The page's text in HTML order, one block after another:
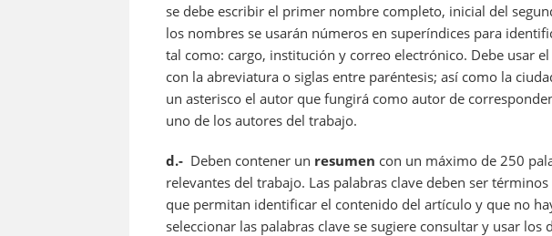
se debe escribir el primer nombre completo, inicial del
los nombres se usarán números en superíndices para
tal como: cargo, institución y correo electrónico. Debe usar
con la abreviatura o siglas entre paréntesis; así como la
un asterisco el autor que fungirá como autor de
uno de los autores del trabajo.
d.- Deben contener un resumen con un máximo de 250
relevantes del trabajo. Las palabras clave deben ser
que permitan identificar el contenido del artículo y que no
seleccionar las palabras clave se sugiere consultar y usar